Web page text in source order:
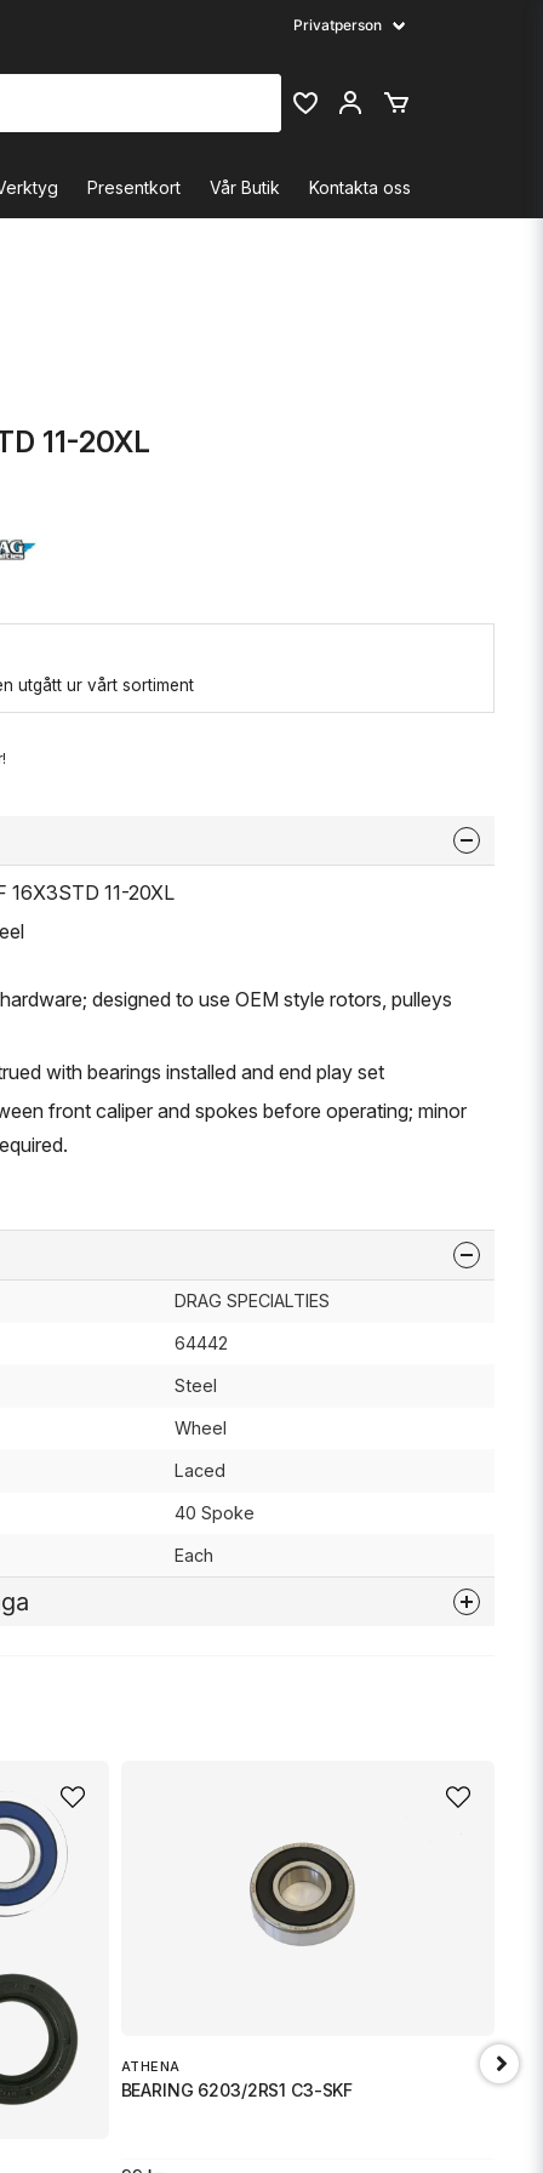
Presentkort Vår Butik Kontakta oss
11-20XL
utgått ur vårt sortiment
16X3STD 11-20XL
designed to use OEM style rotors, pulleys
with bearings installed and end play set
front caliper and spokes before operating; minor
DRAG SPECIALTIES
64442
Steel
Wheel
Laced
40 Spoke
Each
fråga
ATHENA
BEARING 6203/2RS1 C3-SKF